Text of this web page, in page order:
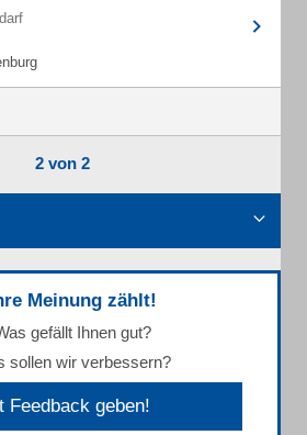
2 von 2
Meinung zählt!
gefällt Ihnen gut?
sollen wir verbessern?
Feedback geben!